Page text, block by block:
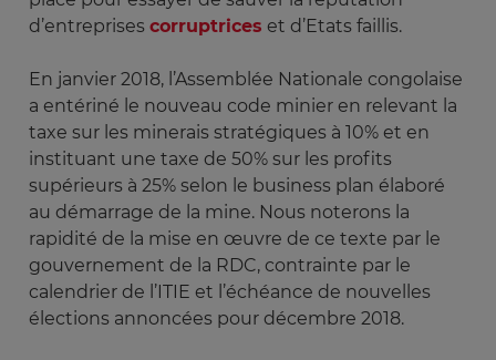
d’entreprises corruptrices et d’Etats faillis.
En janvier 2018, l’Assemblée Nationale congolaise
a entériné le nouveau code minier en relevant la
taxe sur les minerais stratégiques à 10% et en
instituant une taxe de 50% sur les profits
supérieurs à 25% selon le business plan élaboré
au démarrage de la mine. Nous noterons la
rapidité de la mise en œuvre de ce texte par le
gouvernement de la RDC, contrainte par le
calendrier de l’ITIE et l’échéance de nouvelles
élections annoncées pour décembre 2018.